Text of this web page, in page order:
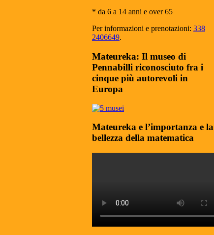
* da 6 a 14 anni e over 65
Per informazioni e prenotazioni: 338
2406649.
Mateureka: Il museo di
Pennabilli riconosciuto fra i
cinque più autorevoli in
Europa
Mateureka e l’importanza e la
bellezza della matematica